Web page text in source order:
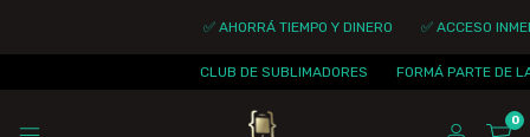
✅ AHORRÁ TIEMPO Y DINERO ✅ ACCESO
CLUB DE SUBLIMADORES FORMÁ PARTE DE LA
0